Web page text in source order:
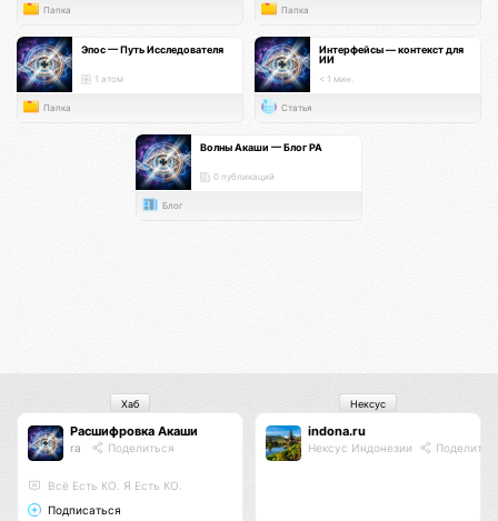
Папка Папка
Эпос — Путь Исследователя
1 атом
Папка
Интерфейсы — контекст для
ИИ
< 1 мин.
Статья
Волны Акаши — Блог РА
0 публикаций
Блог
Расшифровка Акаши
ra Поделиться
Всё Есть КО. Я Есть КО.
Подписаться
Хаб
indona.ru
Нексус Индонезии
Нексус